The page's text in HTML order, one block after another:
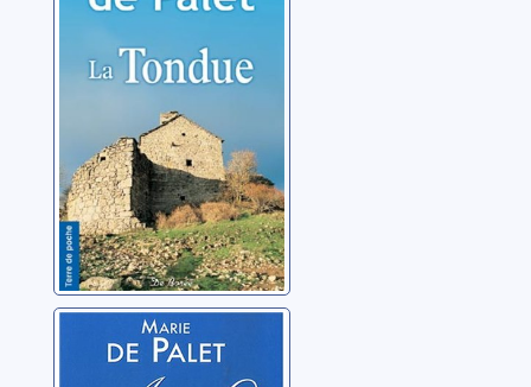
Palet, Marie de
Amandine
Palet, Marie de